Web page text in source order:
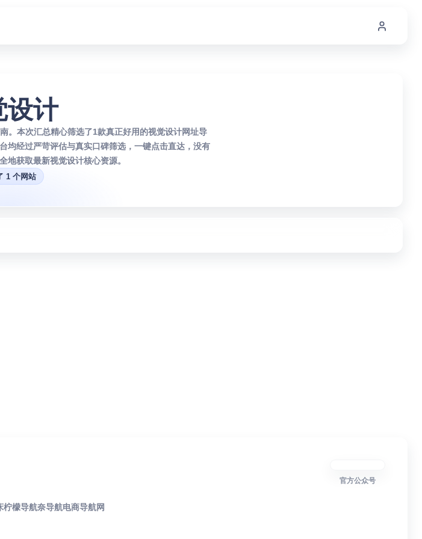
设计
。本次汇总精心筛选了1款真正好用的视觉设计网址导
均经过严苛评估与真实口碑筛选，一键点击直达，没有
地获取最新视觉设计核心资源。
1 个网站
柠檬导航奈导航电商导航网
官方公众号